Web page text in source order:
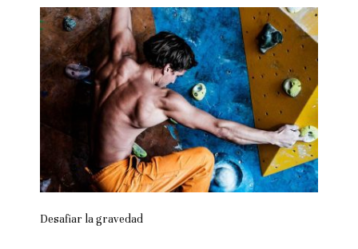
Desafiar la gravedad